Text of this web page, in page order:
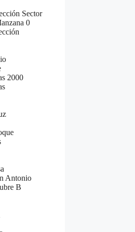
Sector
0
2000
Antonio
B